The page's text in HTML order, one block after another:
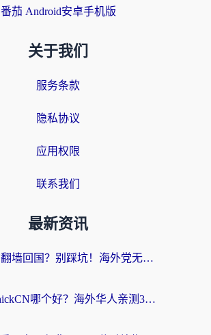
番茄 Android安卓手机版
关于我们
服务条款
隐私协议
应用权限
联系我们
最新资讯
NordVPN翻墙回国？别踩坑！海外党无缝访问国内资源的真实指南
斧牛和ChickCN哪个好？海外华人亲测3款回国加速器+免费试用攻略